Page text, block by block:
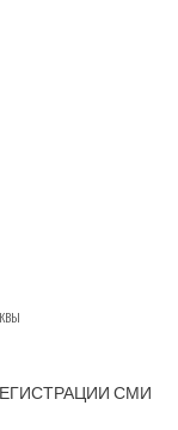
СМИ